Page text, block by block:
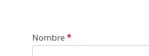
Contacto
Nombre*